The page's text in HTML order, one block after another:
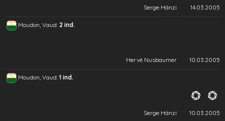
Serge Hänzi 14.03.2005
Moudon, Vaud: 2 ind.
Hervé Nusbaumer 10.03.2005
Moudon, Vaud: 1 ind.
Serge Hänzi 10.03.2005